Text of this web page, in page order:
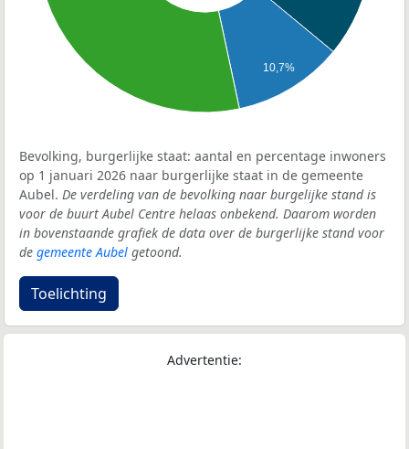
10,7%
Bevolking, burgerlijke staat: aantal en percentage inwoners
op 1 januari 2026 naar burgerlijke staat in de gemeente
Aubel. De verdeling van de bevolking naar burgelijke stand is
voor de buurt Aubel Centre helaas onbekend. Daarom worden
in bovenstaande grafiek de data over de burgerlijke stand voor
de gemeente Aubel getoond.
Toelichting
Advertentie: